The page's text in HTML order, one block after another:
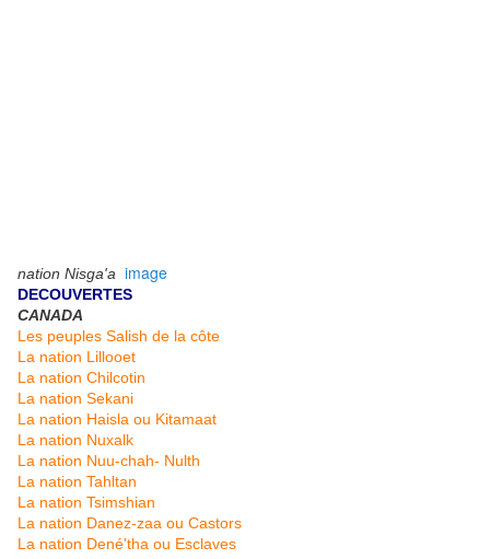
nation Nisga'a image
DECOUVERTES
CANADA
Les peuples Salish de la côte
La nation Lillooet
La nation Chilcotin
La nation Sekani
La nation Haisla ou Kitamaat
La nation Nuxalk
La nation Nuu-chah- Nulth
La nation Tahltan
La nation Tsimshian
La nation Danez-zaa ou Castors
La nation Dené'tha ou Esclaves